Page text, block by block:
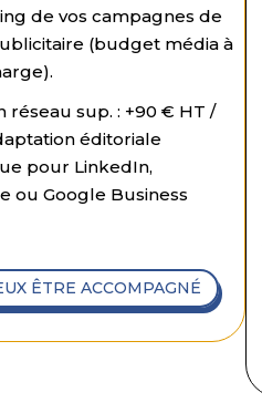
de vos campagnes de
(budget média à
réseau sup. : +90 € HT /
éditoriale
pour LinkedIn,
ou Google Business
ÊTRE ACCOMPAGNÉ